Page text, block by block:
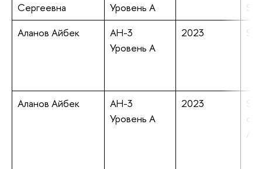
Сергеевна
Уровень А
Аланов Айбек
АН-3
Уровень А
2023
Аланов Айбек
АН-3
Уровень А
2023
of